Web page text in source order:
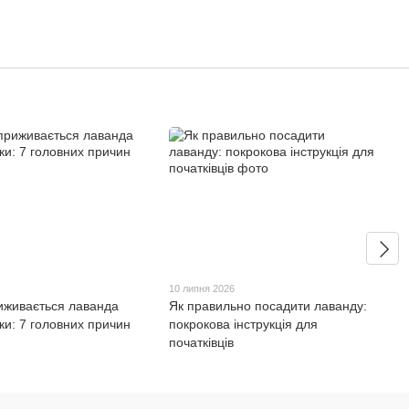
лаванда
7 головних причин
10 липня 2026
Як правильно посадити лаванду:
покрокова інструкція для
початківців